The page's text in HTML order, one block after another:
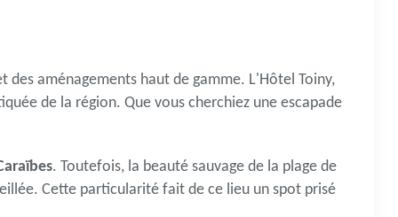
aménagements haut de gamme. L'Hôtel Toiny,
de la région. Que vous cherchiez une escapade
. Toutefois, la beauté sauvage de la plage de
Cette particularité fait de ce lieu un spot prisé